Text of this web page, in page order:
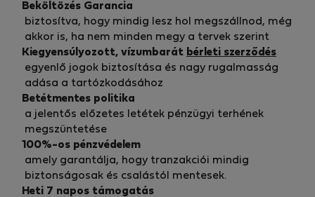
Beköltözés Garancia
biztosítva, hogy mindig lesz hol megszállnod, még
akkor is, ha nem minden megy a tervek szerint
Kiegyensúlyozott, vízumbarát bérleti szerződés
egyenlő jogok biztosítása és nagy rugalmasság
adása a tartózkodásához
Betétmentes politika
a jelentős előzetes letétek pénzügyi terhének
megszüntetése
100%-os pénzvédelem
amely garantálja, hogy tranzakciói mindig
biztonságosak és csalástól mentesek.
Heti 7 napos támogatás